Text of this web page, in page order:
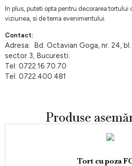
In plus, puteti opta pentru decorarea
viziunea, si de tema evenimentului.
Contact:
Adresa: Bd. Octavian Goga, nr. 24,
sector 3, Bucuresti.
Tel: 0722.16.70.70
Tel: 0722.400.481
Produse
Tort cu poza